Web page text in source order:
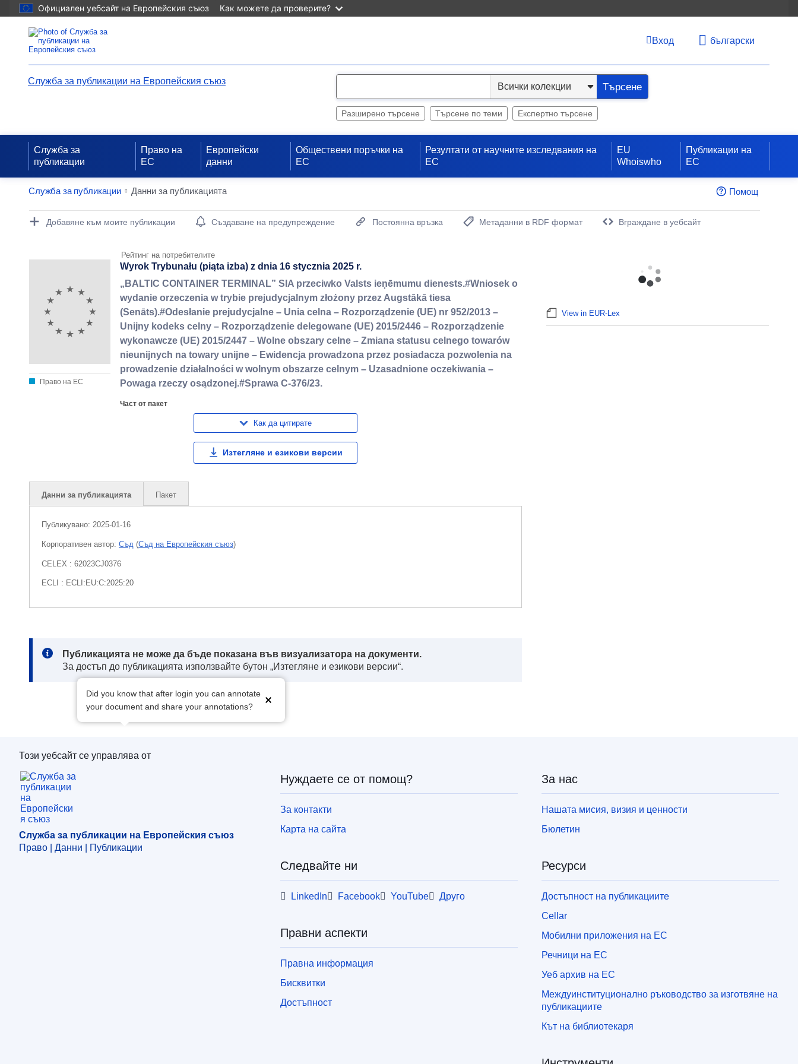
Официален уебсайт на Европейския съюз Как можете да проверите?
Вход български
Служба за публикации на Европейския съюз
e
Търсене
Разширено търсене Търсене по теми Експертно търсене
Служба за
публикации
Право на
ЕС
Европейски
данни
Обществени поръчки на
ЕС
Резултати от научните изследвания на
ЕС
EU
Whoiswho
Публикации на
ЕС
Служба за публикации Данни за публикацията Помощ
Publication Detail Actions Portlet
Добавяне към моите публикации Създаване на предупреждение Постоянна връзка
Метаданни в RDF формат
Вграждане в уебсайт
Рейтинг на потребителите
Право на ЕС
Wyrok Trybunału (piąta izba) z dnia 16 stycznia 2025 r.
„BALTIC CONTAINER TERMINAL” SIA przeciwko Valsts ieņēmumu dienests.#Wniosek o
wydanie orzeczenia w trybie prejudycjalnym złożony przez Augstākā tiesa
(Senāts).#Odesłanie prejudycjalne – Unia celna – Rozporządzenie (UE) nr 952/2013 –
Unijny kodeks celny – Rozporządzenie delegowane (UE) 2015/2446 – Rozporządzenie
wykonawcze (UE) 2015/2447 – Wolne obszary celne – Zmiana statusu celnego towarów
nieunijnych na towary unijne – Ewidencja prowadzona przez posiadacza pozwolenia na
prowadzenie działalności w wolnym obszarze celnym – Uzasadnione oczekiwania –
Powaga rzeczy osądzonej.#Sprawa C-376/23.
Част от пакет
Как да цитирате
Изтегляне и езикови версии
Данни за публикацията Пакет
Публикувано: 2025-01-16
Корпоративен aвтор: Съд (Съд на Европейския съюз)
CELEX : 62023CJ0376
ECLI : ECLI:EU:C:2025:20
Note:
Публикацията не може да бъде показана във визуализатора на документи.
За достъп до публикацията използвайте бутон „Изтегляне и езикови версии“.
Did you know that after login you can annotate
your document and share your annotations?
View in EUR-Lex
Служба за публикации на Европейския съюз
Този уебсайт се управлява от
Служба за публикации на Европейския съюз
Право | Данни | Публикации
Нуждаете се от помощ?
За контакти
Карта на сайта
Следвайте ни
LinkedIn Facebook YouTube Друго
Правни аспекти
Правна информация
Бисквитки
Достъпност
За нас
Нашата мисия, визия и ценности
Бюлетин
Ресурси
Достъпност на публикациите
Cellar
Мобилни приложения на ЕС
Речници на ЕС
Уеб архив на ЕС
Междуинституционално ръководство за изготвяне на
публикациите
Кът на библиотекаря